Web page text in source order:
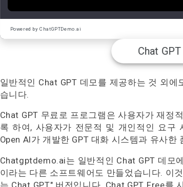
Powered by ChatGPTDemo.ai
Chat
일반적인 Chat GPT 데모를 제공하는 것 외
습니다.
Chat GPT 무료로 프로그램은 사용자가 재정
록 하여, 사용자가 전문적 및 개인적인 요구
Open AI가 개발한 GPT 대화 시스템과 유사한
Chatgptdemo.ai는 일반적인 Chat GPT 데모
이라는 다른 소프트웨어도 만들었습니다. 이